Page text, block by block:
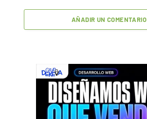
AÑADIR UN COMENTARIO